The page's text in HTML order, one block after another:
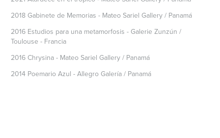
2018 Gabinete de Memorias - Mateo Sariel Gallery / Panamá
2016 Estudios para una metamorfosis - Galerie Zunzún /
Toulouse - Francia
2016 Chrysina - Mateo Sariel Gallery / Panamá
2014 Poemario Azul - Allegro Galería / Panamá